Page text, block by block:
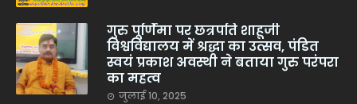
गुरु पूर्णिमा पर छत्रपति शाहूजी
विश्वविद्यालय में श्रद्धा का उत्सव, पंडित
स्वयं प्रकाश अवस्थी ने बताया गुरु परंपरा
का महत्व
जुलाई 10, 2025